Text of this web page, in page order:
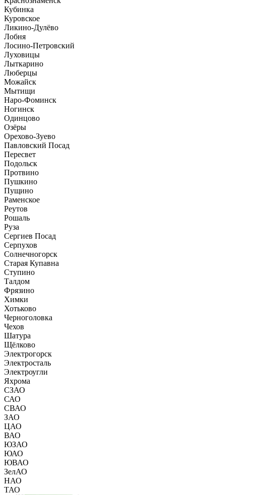
Кубинка
Куровское
Ликино-Дулёво
Лобня
Лосино-Петровский
Луховицы
Лыткарино
Люберцы
Можайск
Мытищи
Наро-Фоминск
Ногинск
Одинцово
Озёры
Орехово-Зуево
Павловский Посад
Пересвет
Подольск
Протвино
Пушкино
Пущино
Раменское
Реутов
Рошаль
Руза
Сергиев Посад
Серпухов
Солнечногорск
Старая Купавна
Ступино
Талдом
Фрязино
Химки
Хотьково
Черноголовка
Чехов
Шатура
Щёлково
Электрогорск
Электросталь
Электроугли
Яхрома
СЗАО
САО
СВАО
ЗАО
ЦАО
ВАО
ЮЗАО
ЮАО
ЮВАО
ЗелАО
НАО
ТАО